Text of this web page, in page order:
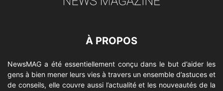
À PROPOS
NewsMAG a été essentiellement conçu dans le but d’aider les
gens à bien mener leurs vies à travers un ensemble d’astuces et
de conseils, elle couvre aussi l’actualité et les nouveautés de la